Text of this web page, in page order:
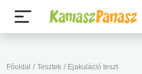
Főoldal / Tesztek / Ejakuláció teszt